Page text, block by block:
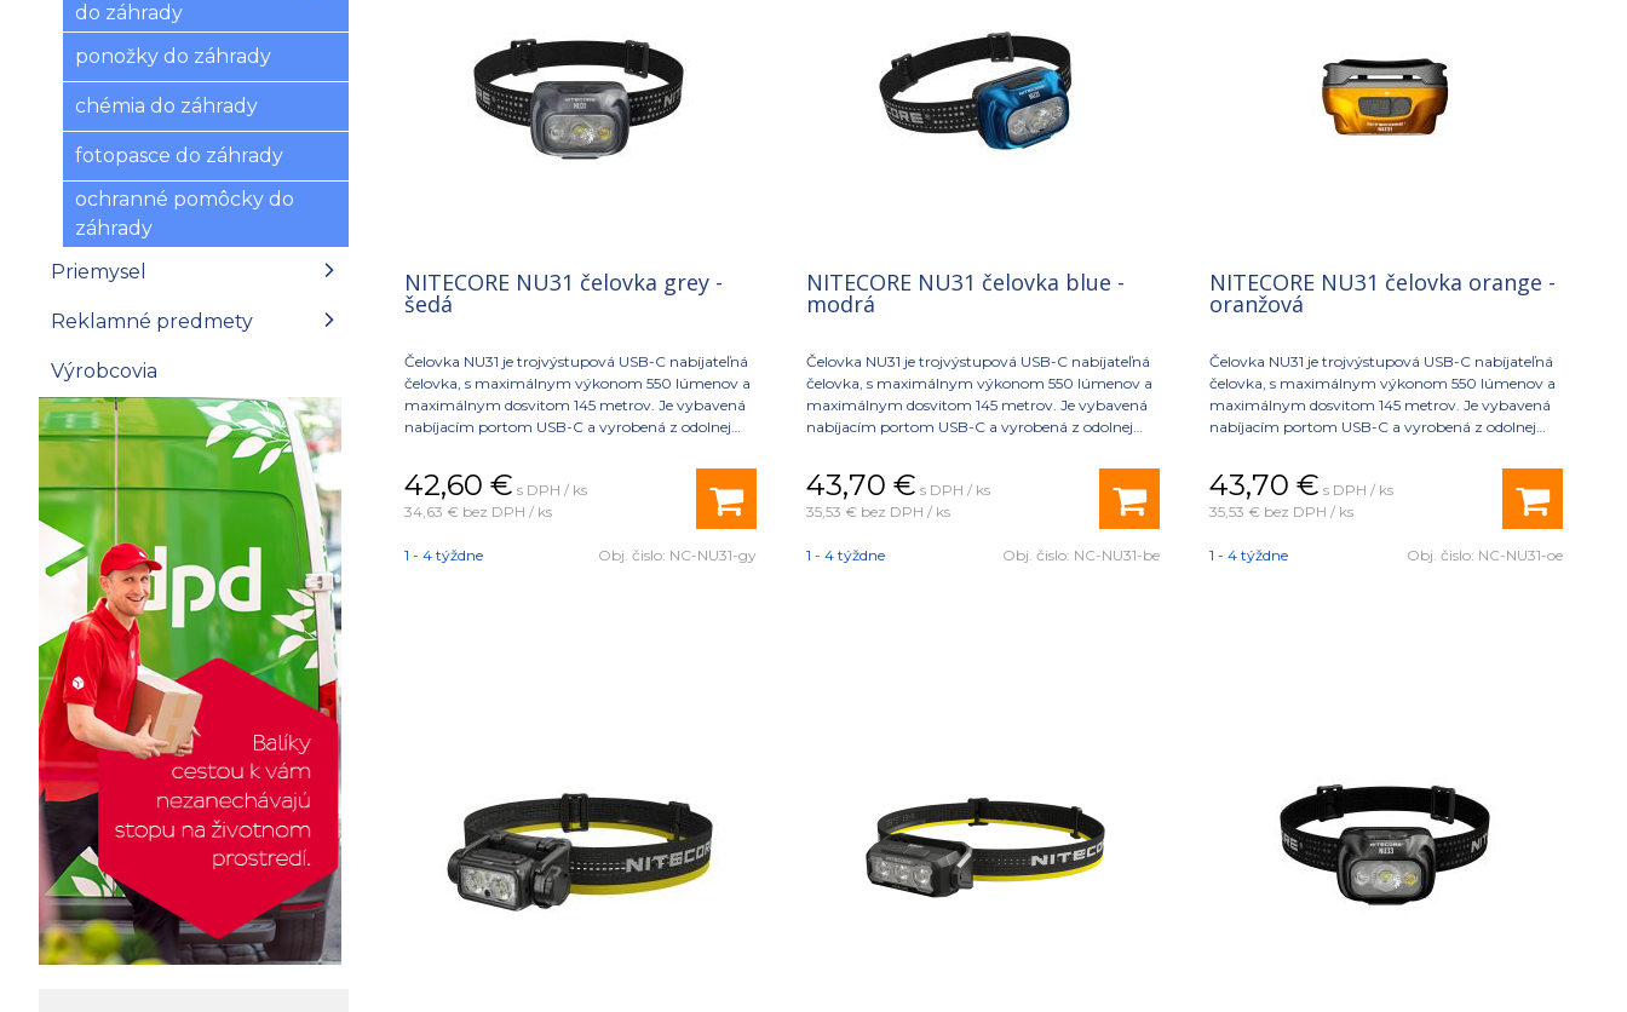
NITECORE NU31 čelovka grey -
šedá
Čelovka NU31 je trojvýstupová USB-C nabíjateľná
čelovka, s maximálnym výkonom 550 lúmenov a
maximálnym dosvitom 145 metrov. Je vybavená
nabíjacím portom USB-C a vyrobená z odolnej
42,60 € s DPH / ks
34,63 € bez DPH / ks
1 - 4 týždne Obj. čislo: NC-NU31-gy
NITECORE NU31 čelovka blue -
modrá
Čelovka NU31 je trojvýstupová USB-C nabíjateľná
čelovka, s maximálnym výkonom 550 lúmenov a
maximálnym dosvitom 145 metrov. Je vybavená
nabíjacím portom USB-C a vyrobená z odolnej
43,70 € s DPH / ks
35,53 € bez DPH / ks
1 - 4 týždne Obj. čislo: NC-NU31-be
NITECORE NU31 čelovka orange -
oranžová
Čelovka NU31 je trojvýstupová USB-C nabíjateľná
čelovka, s maximálnym výkonom 550 lúmenov a
maximálnym dosvitom 145 metrov. Je vybavená
nabíjacím portom USB-C a vyrobená z odolnej
43,70 € s DPH / ks
35,53 € bez DPH / ks
1 - 4 týždne Obj. čislo: NC-NU31-oe
do záhrady
ponožky do záhrady
chémia do záhrady
fotopasce do záhrady
ochranné pomôcky do
záhrady
Priemysel
Reklamné predmety
Výrobcovia